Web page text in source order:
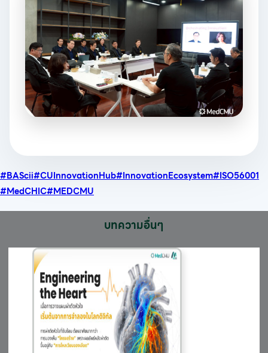
#BAScii#CUInnovationHub#InnovationEcosystem#ISO56001
#MedCHIC#MEDCMU
บทความอื่นๆ